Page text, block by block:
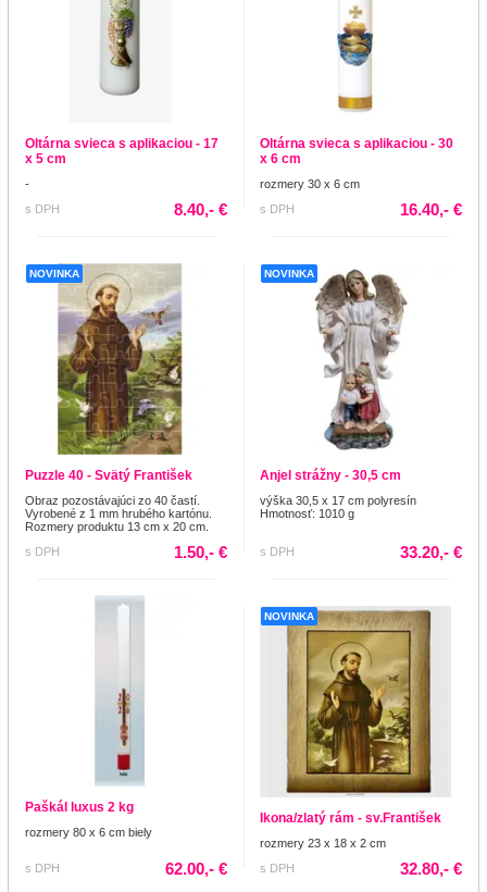
Oltárna svieca s aplikaciou - 17
x 5 cm
-
s DPH
8.40,- €
Oltárna svieca s aplikaciou - 30
x 6 cm
rozmery 30 x 6 cm
s DPH
16.40,- €
NOVINKA
Puzzle 40 - Svätý František
Obraz pozostávajúci zo 40 častí.
Vyrobené z 1 mm hrubého kartónu.
Rozmery produktu 13 cm x 20 cm.
s DPH
1.50,- €
NOVINKA
Anjel strážny - 30,5 cm
výška 30,5 x 17 cm polyresín
Hmotnosť: 1010 g
s DPH 33.20,- €
Paškál luxus 2 kg
rozmery 80 x 6 cm biely
s DPH 62.00,- €
NOVINKA
Ikona/zlatý rám - sv.František
rozmery 23 x 18 x 2 cm
s DPH
32.80,- €